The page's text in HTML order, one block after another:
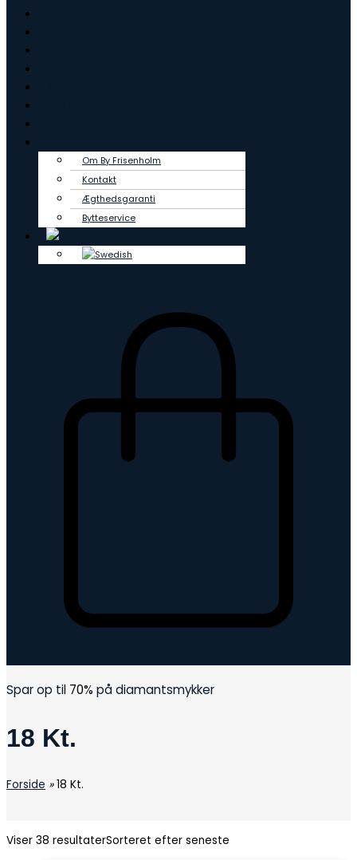
Om By Frisenholm
Kontakt
Ægthedsgaranti
Bytteservice
Spar op til 70% på diamantsmykker
18 Kt.
Forside » 18 Kt.
Viser 38 resultaterSorteret efter seneste